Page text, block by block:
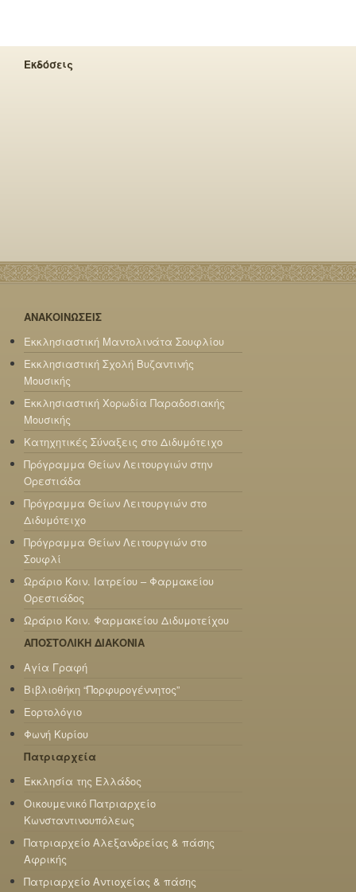
Εκδόσεις
ΑΝΑΚΟΙΝΩΣΕΙΣ
Εκκλησιαστική Μαντολινάτα Σουφλίου
Εκκλησιαστική Σχολή Βυζαντινής
Μουσικής
Εκκλησιαστική Χορωδία Παραδοσιακής
Μουσικής
Κατηχητικές Σύναξεις στο Διδυμότειχο
Πρόγραμμα Θείων Λειτουργιών στην
Ορεστιάδα
Πρόγραμμα Θείων Λειτουργιών στο
Διδυμότειχο
Πρόγραμμα Θείων Λειτουργιών στο
Σουφλί
Ωράριο Κοιν. Ιατρείου – Φαρμακείου
Ορεστιάδος
Ωράριο Κοιν. Φαρμακείου Διδυμοτείχου
ΑΠΟΣΤΟΛΙΚΗ ΔΙΑΚΟΝΙΑ
Αγία Γραφή
Βιβλιοθήκη “Πορφυρογέννητος”
Εορτολόγιο
Φωνή Κυρίου
Πατριαρχεία
Εκκλησία της Ελλάδος
Οικουμενικό Πατριαρχείο
Κωνσταντινουπόλεως
Πατριαρχείο Αλεξανδρείας & πάσης
Αφρικής
Πατριαρχείο Αντιοχείας & πάσης